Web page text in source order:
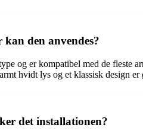
den anvendes?
og er kompatibel med de
hvidt lys og et klassisk design er
det installationen?